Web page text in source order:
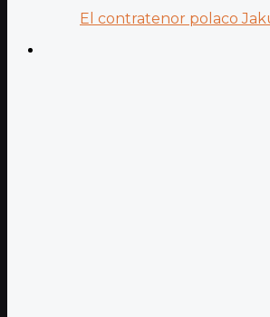
El contratenor polaco